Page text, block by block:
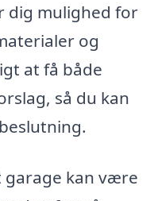
dig mulighed for
og
at få både
så du kan
garage kan være